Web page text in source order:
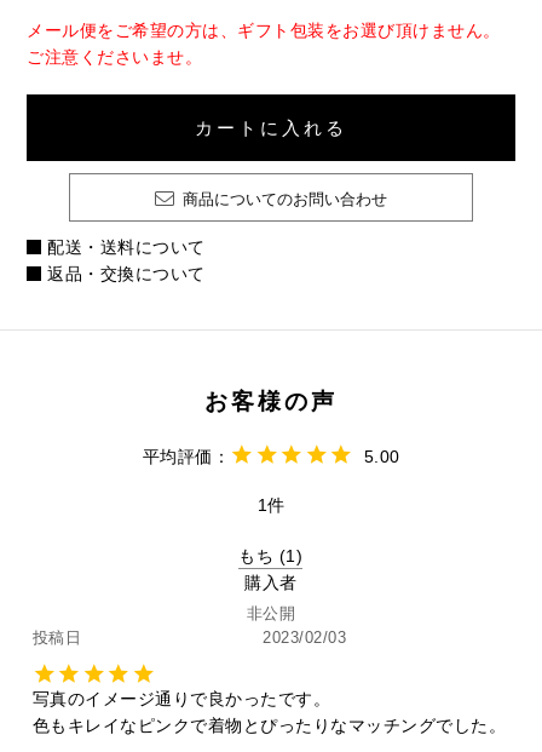
メール便をご希望の方は、ギフト包装をお選び頂けません。
ご注意くださいませ。
カートに入れる
商品についてのお問い合わせ
配送・送料について
返品・交換について
5.00
1
もち
1
購入者
非公開
投稿日
2023/02/03
写真のイメージ通りで良かったです。
色もキレイなピンクで着物とぴったりなマッチングでした。